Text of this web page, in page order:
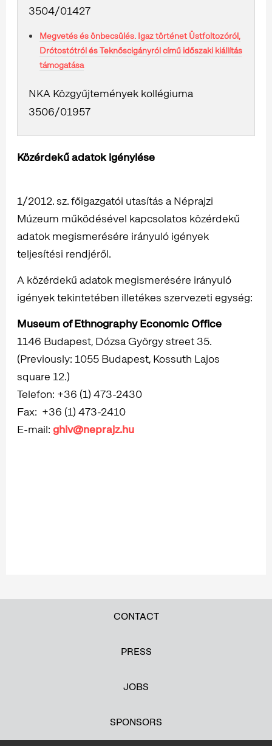
3504/01427
Megvetés és önbecsülés. Igaz történet Üstfoltozóról,
Drótostótról és Teknőscigányról című időszaki kiállítás
támogatása
NKA Közgyűjtemények kollégiuma
3506/01957
Közérdekű adatok igénylése
1/2012. sz. főigazgatói utasítás a Néprajzi
Múzeum működésével kapcsolatos közérdekű
adatok megismerésére irányuló igények
teljesítési rendjéről.
A közérdekű adatok megismerésére irányuló
igények tekintetében illetékes szervezeti egység:
Museum of Ethnography Economic Office
1146 Budapest, Dózsa György street 35.
(Previously: 1055 Budapest, Kossuth Lajos
square 12.)
Telefon: +36 (1) 473-2430
Fax: +36 (1) 473-2410
E-mail: ghiv@neprajz.hu
CONTACT
PRESS
JOBS
SPONSORS